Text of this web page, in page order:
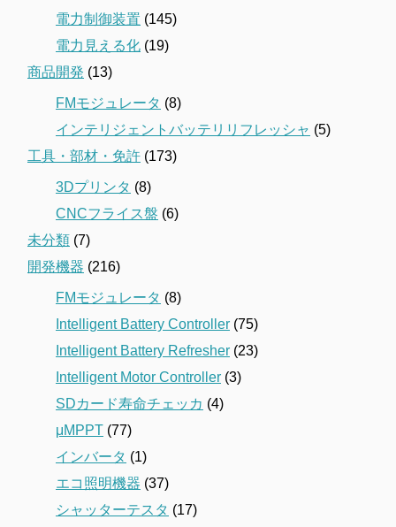
電力制御装置 (145)
電力見える化 (19)
商品開発 (13)
FMモジュレータ (8)
インテリジェントバッテリリフレッシャ (5)
工具・部材・免許 (173)
3Dプリンタ (8)
CNCフライス盤 (6)
未分類 (7)
開発機器 (216)
FMモジュレータ (8)
Intelligent Battery Controller (75)
Intelligent Battery Refresher (23)
Intelligent Motor Controller (3)
SDカード寿命チェッカ (4)
μMPPT (77)
インバータ (1)
エコ照明機器 (37)
シャッターテスタ (17)